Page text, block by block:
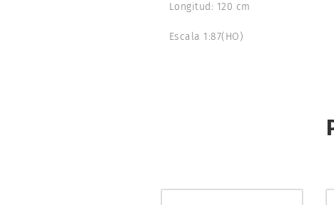
Longitud: 120 cm
Escala 1:87(HO)